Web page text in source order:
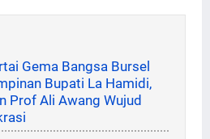
Gema Bangsa Bursel
Bupati La Hamidi,
Prof Ali Awang Wujud